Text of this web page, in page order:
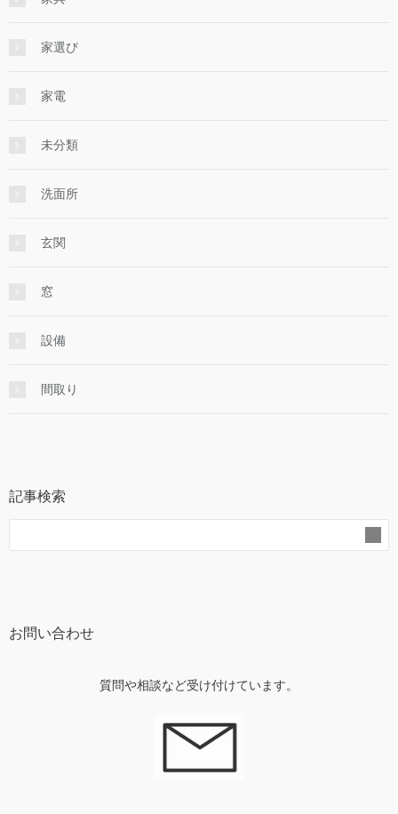
家選び
家電
未分類
洗面所
玄関
窓
設備
間取り
記事検索
お問い合わせ
質問や相談など受け付けています。